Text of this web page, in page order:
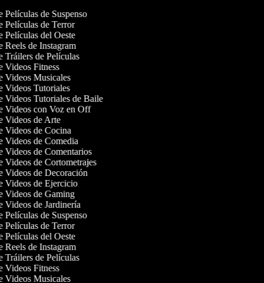
Películas de Suspenso
Películas de Terror
Películas del Oeste
Reels de Instagram
Tráilers de Películas
Videos Fitness
Videos Musicales
Videos Tutoriales
Videos Tutoriales de Baile
Videos con Voz en Off
Videos de Arte
Videos de Cocina
Videos de Comedia
Videos de Comentarios
Videos de Cortometrajes
Videos de Decoración
Videos de Ejercicio
Videos de Gaming
Videos de Jardinería
Películas de Suspenso
Películas de Terror
Películas del Oeste
Reels de Instagram
Tráilers de Películas
Videos Fitness
Videos Musicales